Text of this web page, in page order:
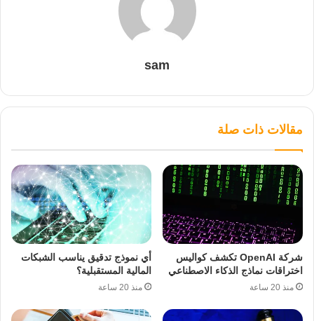
sam
مقالات ذات صلة
شركة OpenAI تكشف كواليس
اختراقات نماذج الذكاء الاصطناعي
منذ 20 ساعة
أي نموذج تدقيق يناسب الشبكات
المالية المستقبلية؟
منذ 20 ساعة